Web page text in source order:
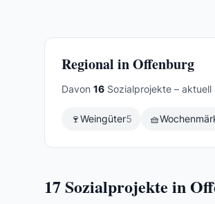
Regional in Offenburg
Davon 16 Sozialprojekte – aktuell
🍷Weingüter5 🧺
17Sozialprojekte in